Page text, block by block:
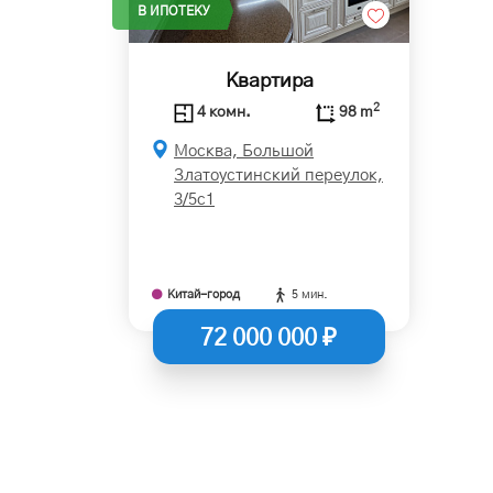
В ИПОТЕКУ
Квартира
4 комн. 98 m2
Москва, Большой
Златоустинский переулок,
3/5с1
Китай-город 5 мин.
72 000 000 ₽